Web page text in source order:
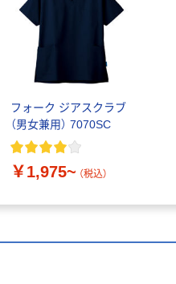
フォーク ジアスクラブ
（男女兼用） 7070SC
￥1,975~ （税込）